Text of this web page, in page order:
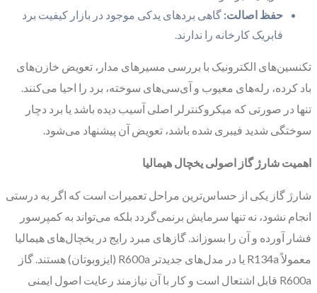
حفظ اصالت: گاهی بردهای یدکی موجود در بازار کیفیت برد
فابریک کارخانه را ندارند.
تکنسین‌های الکترونیک با بررسی مسیرهای مدار، تعویض خازن‌های
باد کرده، رله‌های معیوب و آی‌سی‌های سوخته، برد را احیا می‌کنند.
تنها در صورتی که میکروکنترلر اصلی آسیب دیده باشد یا برد دچار
سوختگی شدید فیبری شده باشد، تعویض آن پیشنهاد می‌شود.
اهمیت شارژ گاز اصولی یخچال هیمالیا
شارژ گاز یکی از حساس‌ترین مراحل تعمیرات است که اگر به درستی
انجام نشود، نه تنها سرمایش برنمی‌گردد بلکه می‌تواند به کمپرسور
فشار آورده و آن را بسوزاند. گازهای مبرد رایج در یخچال‌های هیمالیا
معمولاً R134a یا در مدل‌های جدیدتر R600a (ایزوبوتان) هستند. گاز
R600a قابل اشتعال است و کار با آن نیازمند رعایت اصول ایمنی